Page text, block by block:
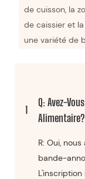
de cuisson, la
de caissier et
une variété de
1
Q: Avez-
Alimentaire?
R: Oui,
bande-